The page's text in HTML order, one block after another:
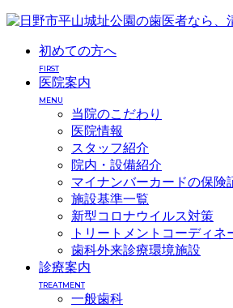
初めての方へ
FIRST
医院案内
MENU
当院のこだわり
医院情報
スタッフ紹介
院内・設備紹介
マイナンバーカードの保険
施設基準一覧
新型コロナウイルス対策
トリートメントコーディネ
歯科外来診療環境施設
診療案内
TREATMENT
一般歯科